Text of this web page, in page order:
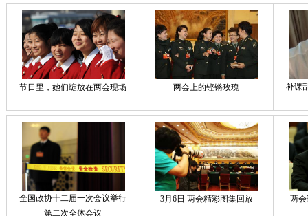
节日里，她们绽放在两会现场 两会上的铿锵玫瑰 补课
全国政协十二届一次会议举行
第二次全体会议
3月6日 两会精彩图集回放 两